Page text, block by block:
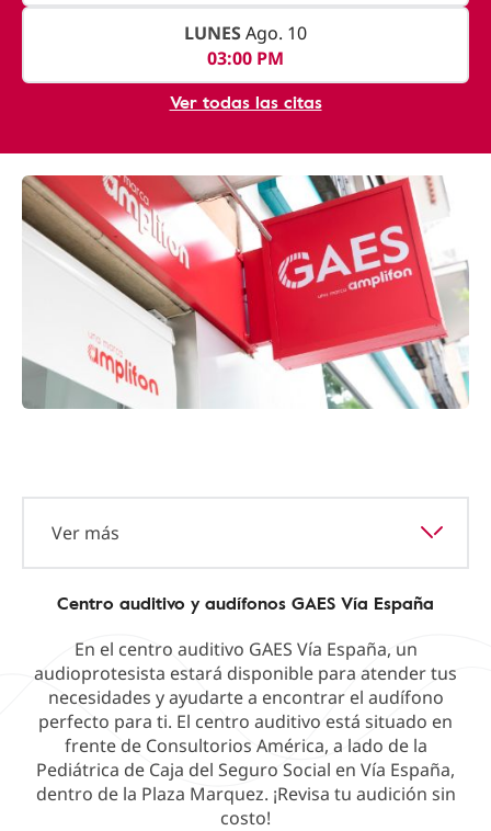
LUNESAgo. 10
03:00 PM
Ver todas las citas
Ver más
Centro auditivo y audífonos GAES Vía España
En el centro auditivo GAES Vía España, un
audioprotesista estará disponible para atender tus
necesidades y ayudarte a encontrar el audífono
perfecto para ti. El centro auditivo está situado en
frente de Consultorios América, a lado de la
Pediátrica de Caja del Seguro Social en Vía España,
dentro de la Plaza Marquez. ¡Revisa tu audición sin
costo!